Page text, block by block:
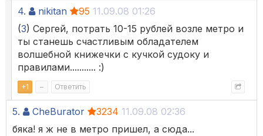
4. nikitan 95 11.09.08 01:26
(3) Сергей, потрать 10-15 рублей возле метро и
ты станешь счастливым обладателем
волшебной книжечки с кучкой судоку и
правилами........... :)
+1 – Ответить
5. CheBurator 3234 11.09.08 02:36
бяка! я ж не в метро пришел, а сюда...